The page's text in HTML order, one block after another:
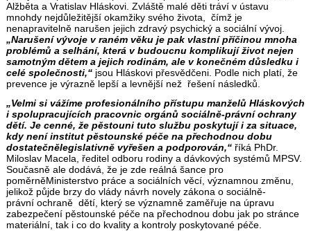
Alžběta a Vratislav Hláskovi. Zvláště malé děti tráví v ústavu
mnohdy nejdůležitější okamžiky svého života, čímž je
nenapravitelně narušen jejich zdravý psychický a sociální vývoj.
„Narušení vývoje v raném věku je pak vlastní příčinou mnoha
problémů a selhání, která v budoucnu komplikují život nejen
samotným dětem a jejich rodinám, ale v konečném důsledku i
celé společnosti,“jsou Hláskovi přesvědčeni. Podle nich platí, že
prevence je výrazně lepší a levnější než řešení následků.
„Velmi si vážíme profesionálního přístupu manželů Hláskových
i spolupracujících pracovnic orgánů sociálně-právní ochrany
dětí. Je cenné, že pěstouni tuto službu poskytují i za situace,
kdy není institut pěstounské péče na přechodnou dobu
dostatečnělegislativně vyřešen a podporován,“říká PhDr.
Miloslav Macela, ředitel odboru rodiny a dávkových systémů MPSV.
Současně ale dodává, že je zde reálná šance pro
poměrněMinisterstvo práce a sociálních věcí, významnou změnu,
jelikož půjde brzy do vlády návrh novely zákona o sociálně-
právní ochraně dětí, který se významně zaměřuje na úpravu
zabezpečení pěstounské péče na přechodnou dobu jak po stránce
materiální, tak i co do kvality a kontroly poskytované péče.